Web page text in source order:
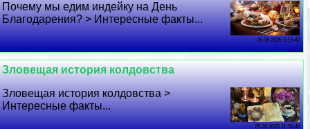
Почему мы едим индейку на День
Благодарения? > Интересные факты...
26 06 2026 5:15:43
Зловещая история колдовства
Зловещая история колдовства >
Интересные факты...
25 06 2026 11:56:48